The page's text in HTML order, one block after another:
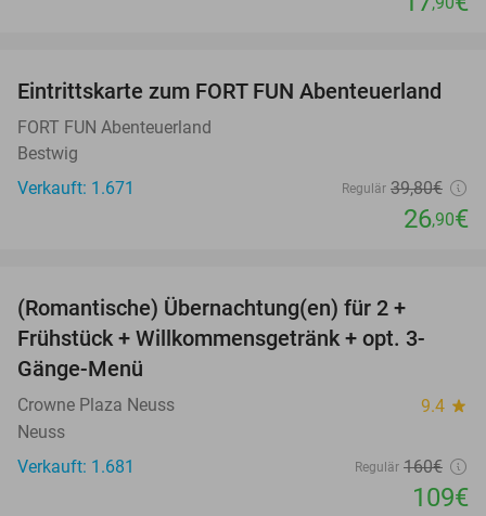
32%
Eintrittskarte zum FORT FUN Abenteuerland
FORT FUN Abenteuerland
Bestwig
Verkauft: 1.671
Regulär 39,80€
26,90€
(Romantische) Übernachtung(en) für 2 +
Frühstück + Willkommensgetränk + opt. 3-
Gänge-Menü
Crowne Plaza Neuss 9.4 star
Neuss
Verkauft: 1.681
Regulär 160€
109€